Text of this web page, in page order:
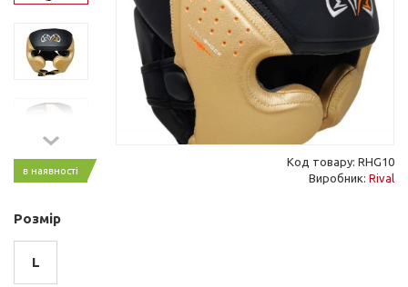
в наявності
Код товару: RHG10
Виробник: Rival
Розмір
L